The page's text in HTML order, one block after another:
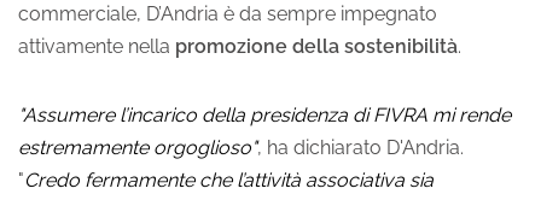
commerciale, D’Andria è da sempre impegnato
attivamente nella promozione della sostenibilità.
"Assumere l’incarico della presidenza di FIVRA mi rende
estremamente orgoglioso", ha dichiarato D'Andria.
"Credo fermamente che l’attività associativa sia